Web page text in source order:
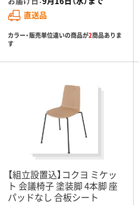
直送品
カラー・販売単位違いの商品が2商品ありま
す
【組立設置込】コクヨ ミケッ
ト 会議椅子 塗装脚 4本脚 座
パッドなし 合板シート